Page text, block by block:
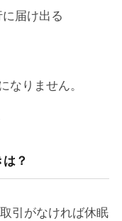
届け出る
なりません。
？
引がなければ休眠